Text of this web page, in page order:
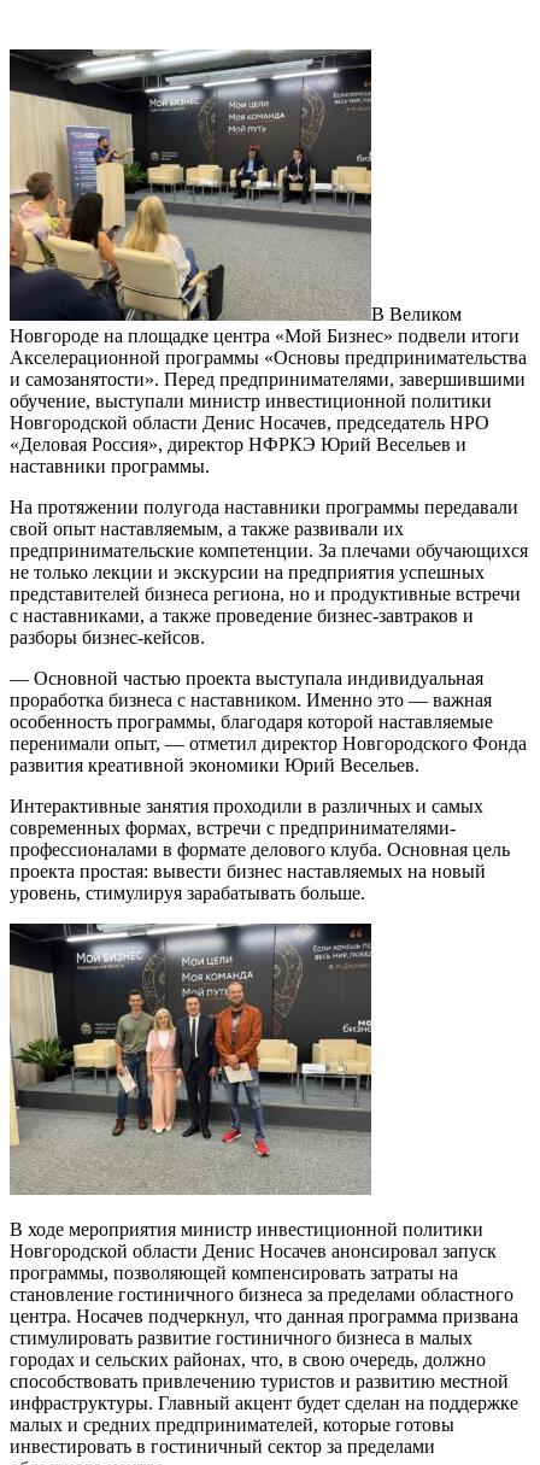
В Великом
Новгороде на площадке центра «Мой Бизнес» подвели итоги
Акселерационной программы «Основы предпринимательства
и самозанятости». Перед предпринимателями, завершившими
обучение, выступали министр инвестиционной политики
Новгородской области Денис Носачев, председатель НРО
«Деловая Россия», директор НФРКЭ Юрий Весельев и
наставники программы.
На протяжении полугода наставники программы передавали
свой опыт наставляемым, а также развивали их
предпринимательские компетенции. За плечами обучающихся
не только лекции и экскурсии на предприятия успешных
представителей бизнеса региона, но и продуктивные встречи
с наставниками, а также проведение бизнес-завтраков и
разборы бизнес-кейсов.
— Основной частью проекта выступала индивидуальная
проработка бизнеса с наставником. Именно это — важная
особенность программы, благодаря которой наставляемые
перенимали опыт, — отметил директор Новгородского Фонда
развития креативной экономики Юрий Весельев.
Интерактивные занятия проходили в различных и самых
современных формах, встречи с предпринимателями-
профессионалами в формате делового клуба. Основная цель
проекта простая: вывести бизнес наставляемых на новый
уровень, стимулируя зарабатывать больше.
В ходе мероприятия министр инвестиционной политики
Новгородской области Денис Носачев анонсировал запуск
программы, позволяющей компенсировать затраты на
становление гостиничного бизнеса за пределами областного
центра. Носачев подчеркнул, что данная программа призвана
стимулировать развитие гостиничного бизнеса в малых
городах и сельских районах, что, в свою очередь, должно
способствовать привлечению туристов и развитию местной
инфраструктуры. Главный акцент будет сделан на поддержке
малых и средних предпринимателей, которые готовы
инвестировать в гостиничный сектор за пределами